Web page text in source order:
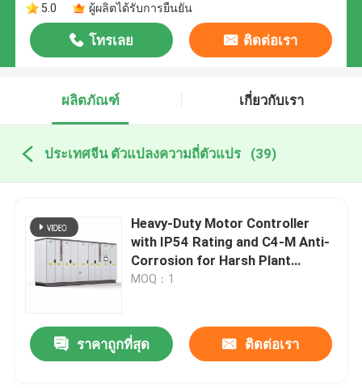
5.0
ผู้ผลิตได้รับการยืนยัน
โทรเลย ติดต่อเรา
ผลิตภัณฑ์ เกี่ยวกับเรา
ประเทศจีน ตัวแปลงความถี่ตัวแปร (39)
Heavy-Duty Motor Controller
with IP54 Rating and C4-M Anti-
Corrosion for Harsh Plant
Conditions
MOQ：1
ราคาถูกที่สุด ติดต่อเรา